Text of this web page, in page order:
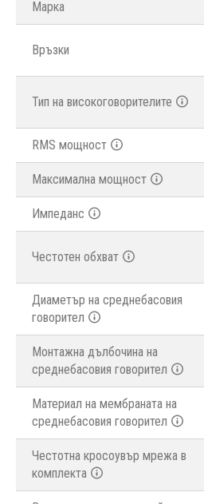
Марка
Връзки
Тип на високоговорителите
RMS мощност
Максимална мощност
Импеданс
Честотен обхват
Диаметър на среднебасовия
говорител
Монтажна дълбочина на
среднебасовия говорител
Материал на мембраната на
среднебасовия говорител
Честотна кросоувър мрежа в
комплекта